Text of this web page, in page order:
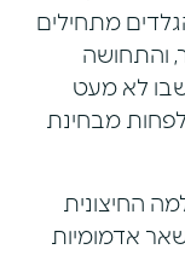
מתחילים
והתחושה
לא מעט
מבחינת
החיצונית
אדמומיות